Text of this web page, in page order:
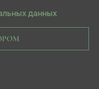
данных